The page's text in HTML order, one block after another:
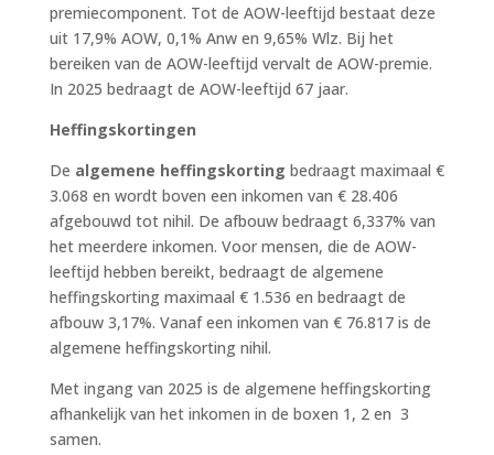
premiecomponent. Tot de AOW-leeftijd bestaat deze
uit 17,9% AOW, 0,1% Anw en 9,65% Wlz. Bij het
bereiken van de AOW-leeftijd vervalt de AOW-premie.
In 2025 bedraagt de AOW-leeftijd 67 jaar.
Heffingskortingen
De algemene heffingskorting bedraagt maximaal €
3.068 en wordt boven een inkomen van € 28.406
afgebouwd tot nihil. De afbouw bedraagt 6,337% van
het meerdere inkomen. Voor mensen, die de AOW-
leeftijd hebben bereikt, bedraagt de algemene
heffingskorting maximaal € 1.536 en bedraagt de
afbouw 3,17%. Vanaf een inkomen van € 76.817 is de
algemene heffingskorting nihil.
Met ingang van 2025 is de algemene heffingskorting
afhankelijk van het inkomen in de boxen 1, 2 en 3
samen.